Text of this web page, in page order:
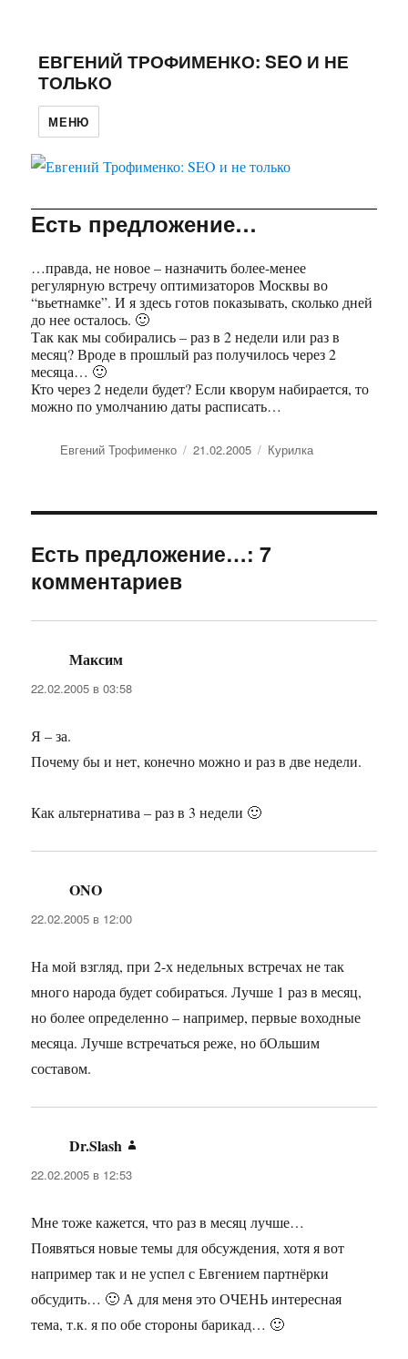
ЕВГЕНИЙ ТРОФИМЕНКО: SEO И НЕ
ТОЛЬКО
МЕНЮ
Есть предложение…
…правда, не новое – назначить более-менее
регулярную встречу оптимизаторов Москвы во
“вьетнамке”. И я здесь готов показывать, сколько дней
до нее осталось. 🙂
Так как мы собирались – раз в 2 недели или раз в
месяц? Вроде в прошлый раз получилось через 2
месяца… 🙂
Кто через 2 недели будет? Если кворум набирается, то
можно по умолчанию даты расписать…
Автор
Евгений Трофименко Опубликовано
21.02.2005 Рубрики
Курилка
Есть предложение…: 7
комментариев
Максим
22.02.2005 в 03:58
Я – за.
Почему бы и нет, конечно можно и раз в две недели.
Как альтернатива – раз в 3 недели 🙂
ONO
22.02.2005 в 12:00
На мой взгляд, при 2-х недельных встречах не так
много народа будет собираться. Лучше 1 раз в месяц,
но более определенно – например, первые воходные
месяца. Лучше встречаться реже, но бОльшим
составом.
Dr.Slash
22.02.2005 в 12:53
Мне тоже кажется, что раз в месяц лучше…
Появяться новые темы для обсуждения, хотя я вот
например так и не успел с Евгением партнёрки
обсудить… 🙂 А для меня это ОЧЕНЬ интересная
тема, т.к. я по обе стороны барикад… 🙂